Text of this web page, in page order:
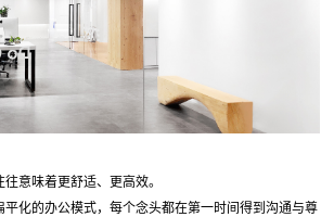
意味着更舒适、更高效。
化的办公模式，每个念头都在第一时间得到沟通与尊